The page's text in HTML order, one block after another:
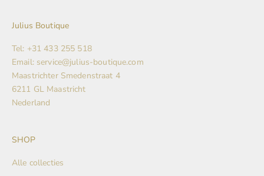
Julius Boutique
Tel: +31 433 255 518
Email: service@julius-boutique.com
Maastrichter Smedenstraat 4
6211 GL Maastricht
Nederland
SHOP
Alle collecties